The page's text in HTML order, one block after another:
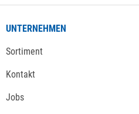
UNTERNEHMEN
Sortiment
Kontakt
Jobs